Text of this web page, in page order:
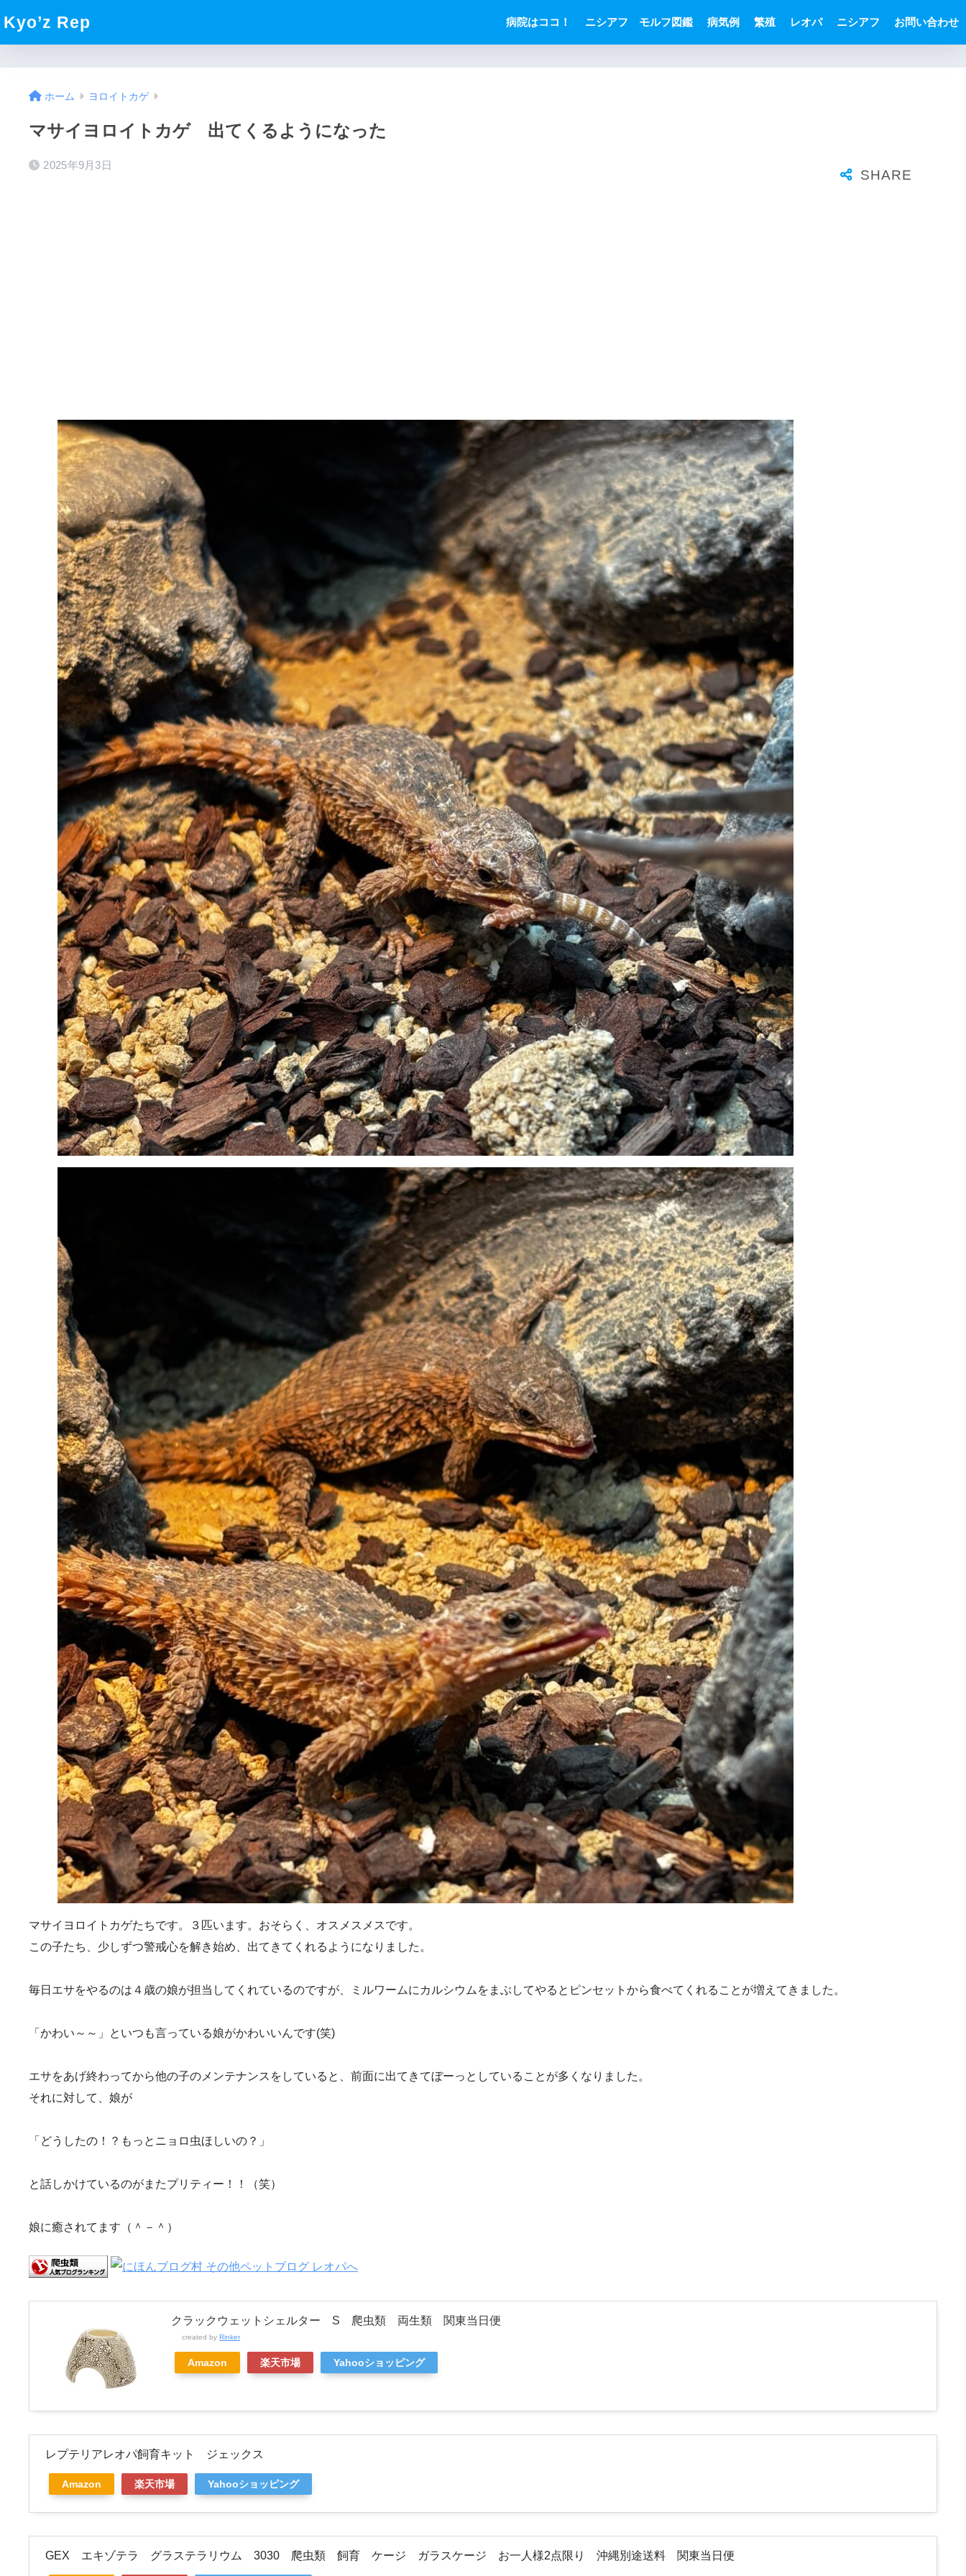
Kyo’z Rep 病院はココ！ ニシアフ モルフ図鑑 病気例 繁殖 レオパ ニシアフ お問い合わせ
ホーム ヨロイトカゲ
マサイヨロイトカゲ 出てくるようになった
2025年9月3日
マサイヨロイトカゲたちです。３匹います。おそらく、オスメスメスです。
この子たち、少しずつ警戒心を解き始め、出てきてくれるようになりました。
毎日エサをやるのは４歳の娘が担当してくれているのですが、ミルワームにカルシウムをまぶしてやるとピンセットから食べてくれることが増えてきました。
「かわい～～」といつも言っている娘がかわいいんです(笑)
エサをあげ終わってから他の子のメンテナンスをしていると、前面に出てきてぼーっとしていることが多くなりました。
それに対して、娘が
「どうしたの！？もっとニョロ虫ほしいの？」
と話しかけているのがまたプリティー！！（笑）
娘に癒されてます（＾－＾）
クラックウェットシェルター S 爬虫類 両生類 関東当日便
created by Rinker
Amazon 楽天市場 Yahooショッピング
レプテリアレオパ飼育キット ジェックス
Amazon 楽天市場 Yahooショッピング
GEX エキゾテラ グラステラリウム 3030 爬虫類 飼育 ケージ ガラスケージ お一人様2点限り 沖縄別途送料 関東当日便